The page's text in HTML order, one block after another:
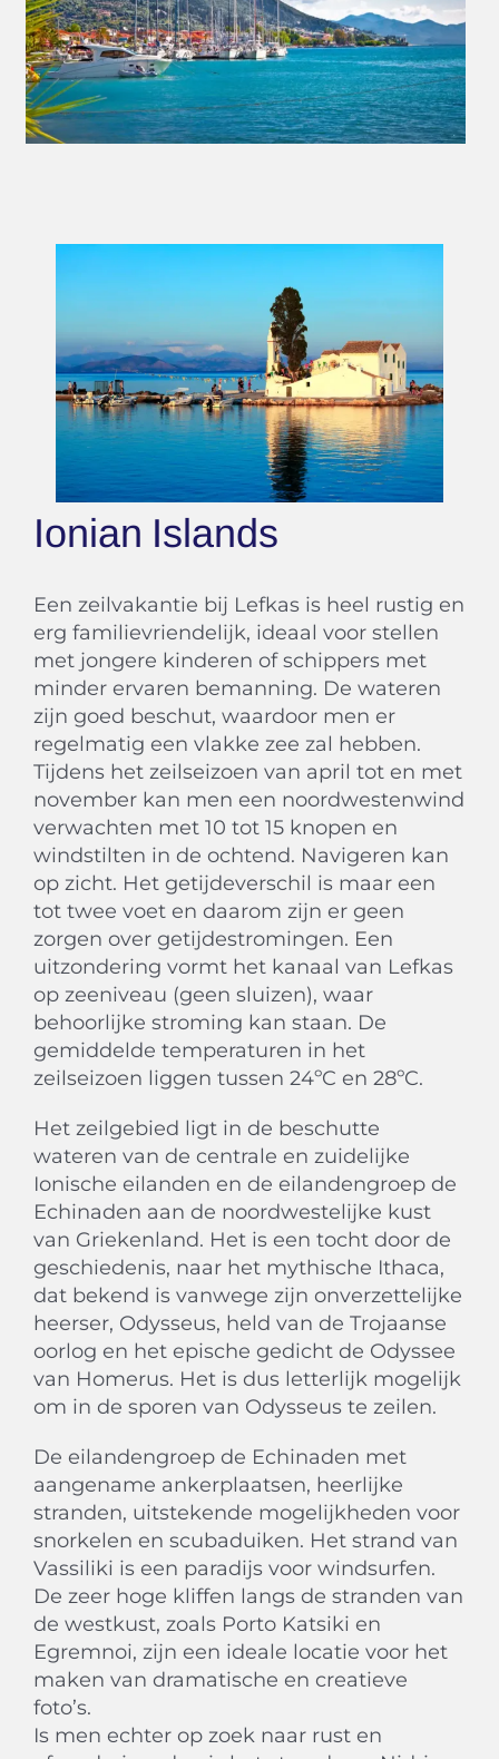
Een zeilvakantie bij Lefkas is heel rustig en
erg familievriendelijk, ideaal voor stellen
met jongere kinderen of schippers met
minder ervaren bemanning. De wateren
zijn goed beschut, waardoor men er
regelmatig een vlakke zee zal hebben.
Tijdens het zeilseizoen van april tot en met
november kan men een noordwestenwind
verwachten met 10 tot 15 knopen en
windstilten in de ochtend. Navigeren kan
op zicht. Het getijdeverschil is maar een
tot twee voet en daarom zijn er geen
zorgen over getijdestromingen. Een
uitzondering vormt het kanaal van Lefkas
op zeeniveau (geen sluizen), waar
behoorlijke stroming kan staan. De
gemiddelde temperaturen in het
zeilseizoen liggen tussen 24ºC en 28ºC.
Het zeilgebied ligt in de beschutte
wateren van de centrale en zuidelijke
Ionische eilanden en de eilandengroep de
Echinaden aan de noordwestelijke kust
van Griekenland. Het is een tocht door de
geschiedenis, naar het mythische Ithaca,
dat bekend is vanwege zijn onverzettelijke
heerser, Odysseus, held van de Trojaanse
oorlog en het epische gedicht de Odyssee
van Homerus. Het is dus letterlijk mogelijk
om in de sporen van Odysseus te zeilen.
De eilandengroep de Echinaden met
aangename ankerplaatsen, heerlijke
stranden, uitstekende mogelijkheden voor
snorkelen en scubaduiken. Het strand van
Vassiliki is een paradijs voor windsurfen.
De zeer hoge kliffen langs de stranden van
de westkust, zoals Porto Katsiki en
Egremnoi, zijn een ideale locatie voor het
maken van dramatische en creatieve
foto’s.
Is men echter op zoek naar rust en